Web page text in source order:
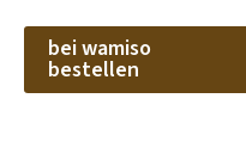
bei wamiso
bestellen